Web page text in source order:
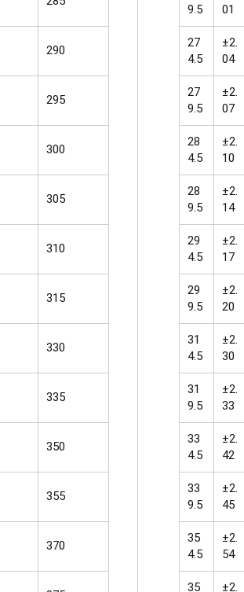
9.5
01
290
27
4.5
±2.
04
295
27
9.5
±2.
07
300
28
4.5
±2.
10
305
28
9.5
±2.
14
310
29
4.5
±2.
17
315
29
9.5
±2.
20
330
31
4.5
±2.
30
335
31
9.5
±2.
33
350
33
4.5
±2.
42
355
33
9.5
±2.
45
370
35
4.5
±2.
54
35 ±2.